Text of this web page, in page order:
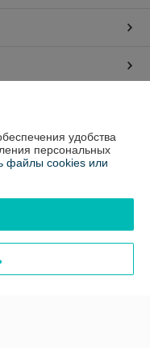
удобства
персональных
файлы cookies или